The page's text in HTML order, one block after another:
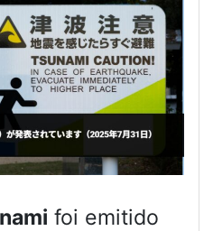
foi emitido